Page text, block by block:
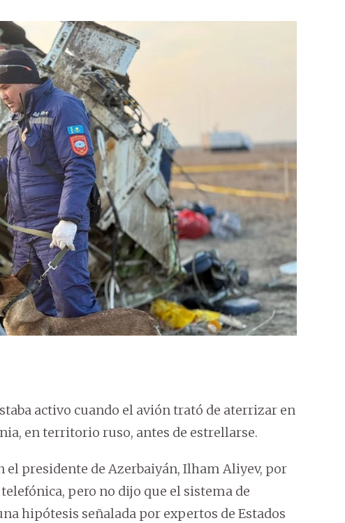
activo cuando el avión trató de aterrizar en
en territorio ruso, antes de estrellarse.
presidente de Azerbaiyán, Ilham Aliyev, por
pero no dijo que el sistema de
hipótesis señalada por expertos de Estados